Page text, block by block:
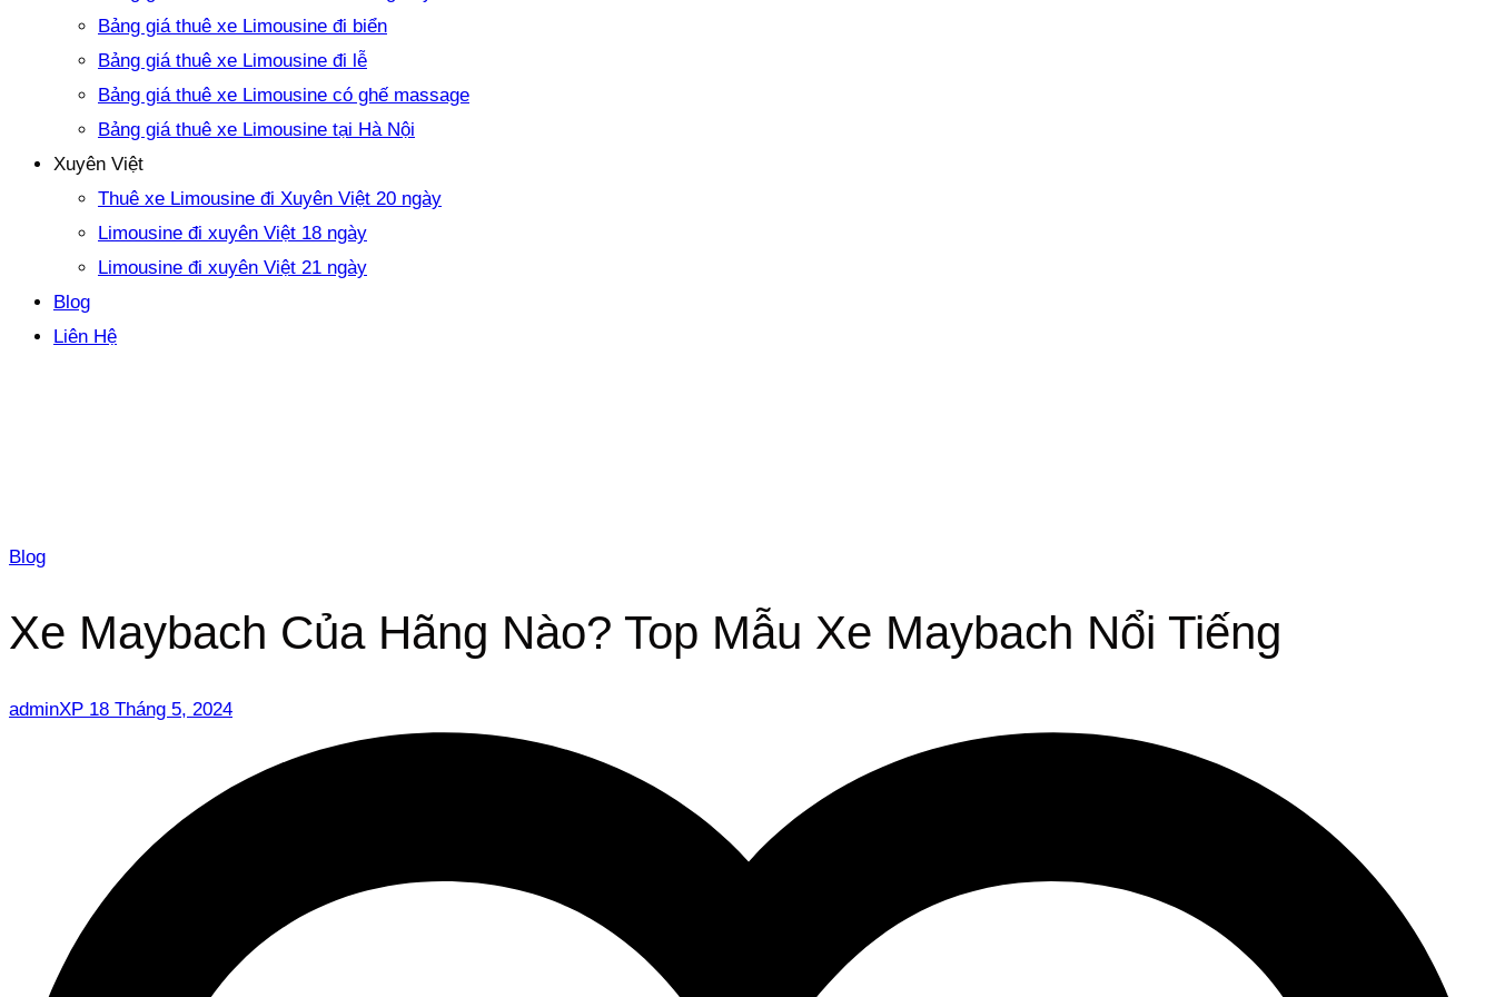
Bảng giá thuê xe Limousine đi biển
Bảng giá thuê xe Limousine đi lễ
Bảng giá thuê xe Limousine có ghế massage
Bảng giá thuê xe Limousine tại Hà Nội
Xuyên Việt
Thuê xe Limousine đi Xuyên Việt 20 ngày
Limousine đi xuyên Việt 18 ngày
Limousine đi xuyên Việt 21 ngày
Blog
Liên Hệ
Blog
Xe Maybach Của Hãng Nào? Top Mẫu Xe Maybach Nổi Tiếng
adminXP 18 Tháng 5, 2024